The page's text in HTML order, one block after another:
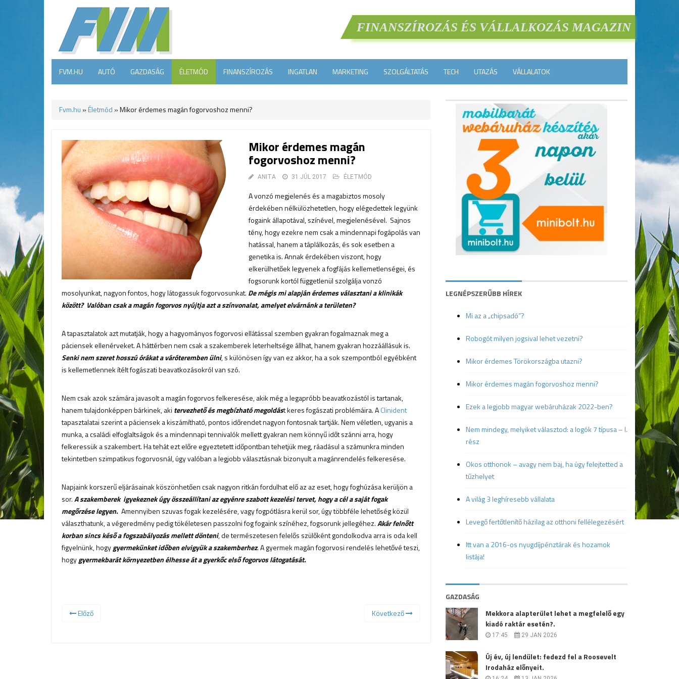
FINANSZÍROZÁS ÉS VÁLLALKOZÁS MAGAZIN
FVM.HU AUTÓ GAZDASÁG ÉLETMÓD FINANSZÍROZÁS INGATLAN MARKETING SZOLGÁLTATÁS TECH UTAZÁS VÁLLALATOK
Fvm.hu » Életmód »Mikor érdemes magán fogorvoshoz menni?
Mikor érdemes magán
fogorvoshoz menni?
ANITA 31 JÚL 2017 ÉLETMÓD
A vonzó megjelenés és a magabiztos mosoly
érdekében nélkülözhetetlen, hogy elégedettek legyünk
fogaink állapotával, színével, megjelenésével. Sajnos
tény, hogy ezekre nem csak a mindennapi fogápolás van
hatással, hanem a táplálkozás, és sok esetben a
genetika is. Annak érdekében viszont, hogy
elkerülhetőek legyenek a fogfájás kellemetlenségei, és
fogsorunk kortól függetlenül szolgálja vonzó
mosolyunkat, nagyon fontos, hogy látogassuk fogorvosunkat. De mégis mi alapján érdemes választani a klinikák
között? Valóban csak a magán fogorvos nyújtja azt a színvonalat, amelyet elvárnánk a területen?
A tapasztalatok azt mutatják, hogy a hagyományos fogorvosi ellátással szemben gyakran fogalmaznak meg a
páciensek ellenérveket. A háttérben nem csak a szakemberek leterheltsége állhat, hanem gyakran hozzáállásuk is.
Senki nem szeret hosszú órákat a váróteremben ülni, s különösen így van ez akkor, ha a sok szempontból egyébként
is kellemetlennek ítélt fogászati beavatkozásokról van szó.
Nem csak azok számára javasolt a magán fogorvos felkeresése, akik még a legapróbb beavatkozástól is tartanak,
hanem tulajdonképpen bárkinek, aki tervezhető és megbízható megoldást keres fogászati problémáira. AClinident
tapasztalatai szerint a páciensek a kiszámítható, pontos időrendet nagyon fontosnak tartják. Nem véletlen, ugyanis a
munka, a családi elfoglaltságok és a mindennapi tennivalók mellett gyakran nem könnyű időt szánni arra, hogy
felkeressük a szakembert. Ha tehát ezt előre egyeztetett időpontban tehetjük meg, ráadásul a számunkra minden
tekintetben szimpatikus fogorvosnál, úgy valóban a legjobb választásnak bizonyult a magánrendelés felkeresése.
Napjaink korszerű eljárásainak köszönhetően csak nagyon ritkán fordulhat elő az az eset, hogy foghúzása kerüljön a
sor.A szakemberek igyekeznek úgy összeállítani az egyénre szabott kezelési tervet, hogy a cél a saját fogak
megőrzése legyen. Amennyiben szuvas fogak kezelésére, vagy fogpótlásra kerül sor, úgy többféle lehetőség közül
választhatunk, a végeredmény pedig tökéletesen passzolni fog fogaink színéhez, fogsorunk jellegéhez.Akár felnőtt
korban sincs késő a fogszabályozás mellett dönteni, de természetesen felelős szülőként gondolkodva arra is oda kell
figyelnünk, hogygyermekünket időben elvigyük a szakemberhez. A gyermek magán fogorvosi rendelés lehetővé teszi,
hogygyermekbarát környezetben élhesse át a gyerkőc első fogorvos látogatását.
Előző Következő
LEGNÉPSZERŰBB HÍREK
Mi az a „chipsadó”?
Robogót milyen jogsival lehet vezetni?
Mikor érdemes Törökországba utazni?
Mikor érdemes magán fogorvoshoz menni?
Ezek a legjobb magyar webáruházak 2022-ben?
Nem mindegy, melyiket választod: a logók 7 típusa – I.
rész
Okos otthonok – avagy nem baj, ha úgy felejtetted a
tűzhelyet
A világ 3 leghíresebb vállalata
Levegő fertőtlenítő házilag az otthoni fellélegezésért
Itt van a 2016-os nyugdíjpénztárak és hozamok
listája!
GAZDASÁG
Mekkora alapterület lehet a megfelelő egy
kiadó raktár esetén?.
17:45 29 JAN 2026
Új év, új lendület: fedezd fel a Roosevelt
Irodaház előnyeit.